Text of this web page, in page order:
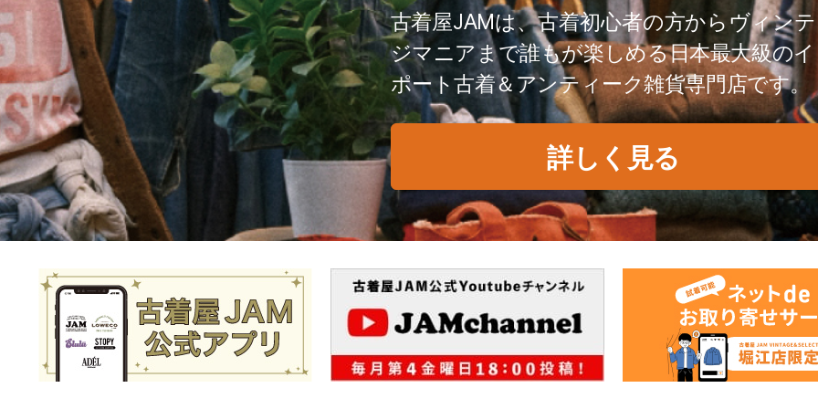
古着屋JAMは、古着初心者の方からヴィン
ジマニアまで誰もが楽しめる日本最大級の
ポート古着＆アンティーク雑貨専門店です。
詳しく見る